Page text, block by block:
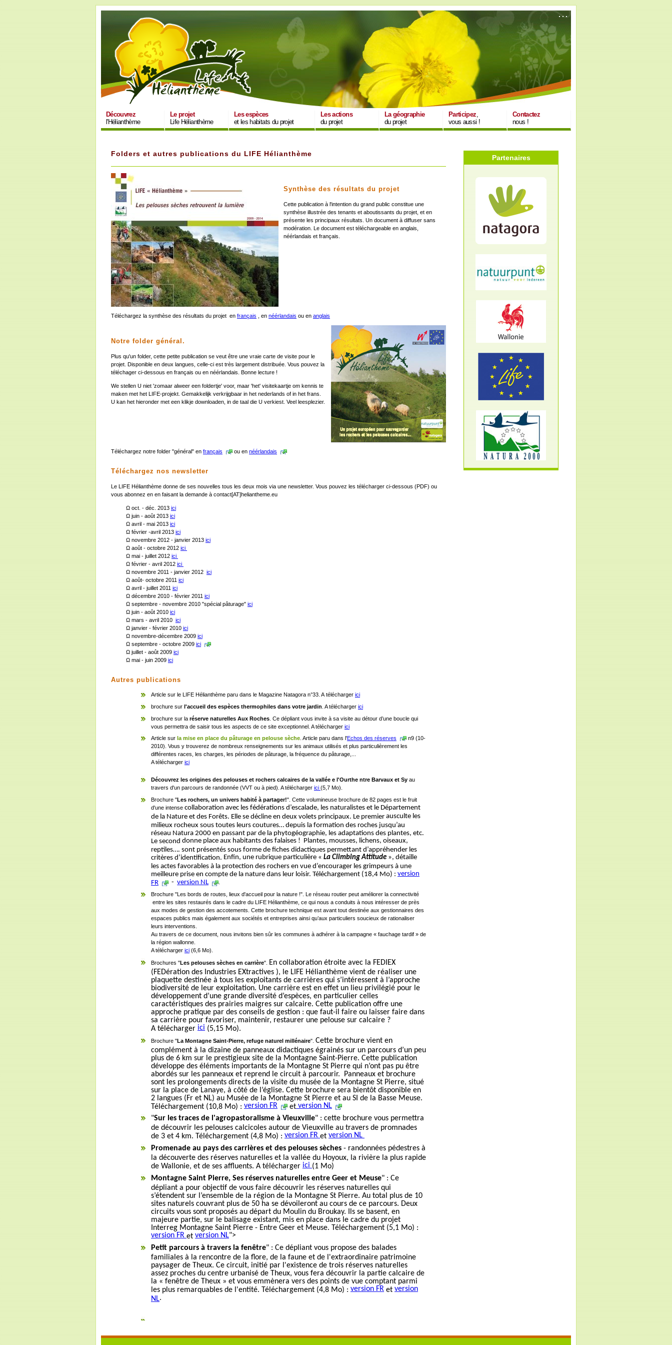
Découvrez
l'Hélianthème
Le projet
Life Hélianthème
Les espèces
et les habitats du projet
Les actions
du projet
La géographie
du projet
Participez,
vous aussi !
Contactez
nous !
Folders et autres publications du LIFE Hélianthème
Synthèse des résultats du projet
Cette publication à l'intention du grand public constitue une
synthèse illustrée des tenants et aboutissants du projet, et en
présente les principaux résultats. Un document à diffuser sans
modération. Le document est téléchargeable en anglais,
néérlandais et français.
Téléchargez la synthèse des résultats du projet en français , en néérlandais ou en anglais
Notre folder général.
Plus qu'un folder, cette petite publication se veut être une vraie carte de visite pour le
projet. Disponible en deux langues, celle-ci est très largement distribuée. Vous pouvez la
téléchager ci-dessous en français ou en néérlandais. Bonne lecture !
We stellen U niet 'zomaar alweer een foldertje' voor, maar 'het' visitekaartje om kennis te
maken met het LIFE-projekt. Gemakkelijk verkrijgbaar in het nederlands of in het frans.
U kan het hieronder met een klikje downloaden, in de taal die U verkiest. Veel leesplezier.
Téléchargez notre folder "général" en français ou en néérlandais
Téléchargez nos newsletter
Le LIFE Hélianthème donne de ses nouvelles tous les deux mois via une newsletter. Vous pouvez les télécharger ci-dessous (PDF) ou
vous abonnez en en faisant la demande à contact[AT]heliantheme.eu
Ω oct. - déc. 2013 ici
Ω juin - août 2013 ici
Ω avril - mai 2013 ici
Ω février -avril 2013 ici
Ω novembre 2012 - janvier 2013 ici
Ω août - octobre 2012 ici
Ω mai - juillet 2012 ici
Ω février - avril 2012 ici
Ω novembre 2011 - janvier 2012 ici
Ω août- octobre 2011 ici
Ω avril - juillet 2011 ici
Ω décembre 2010 - février 2011 ici
Ω septembre - novembre 2010 "spécial pâturage" ici
Ω juin - août 2010 ici
Ω mars - avril 2010 ici
Ω janvier - février 2010 ici
Ω novembre-décembre 2009 ici
Ω septembre - octobre 2009 ici
Ω juillet - août 2009 ici
Ω mai - juin 2009 ici
Autres publications
Article sur le LIFE Hélianthème paru dans le Magazine Natagora n°33. A télécharger ici
brochure sur l'accueil des espèces thermophiles dans votre jardin . A télécharger ici
brochure sur la réserve naturelles Aux Roches . Ce dépliant vous invite à sa visite au détour d’une boucle qui
vous permettra de saisir tous les aspects de ce site exceptionnel. A télécharger ici
Article sur la mise en place du pâturage en pelouse sèche . Article paru dans l'Echos des réserves
n9 (10-
2010). Vous y trouverez de nombreux renseignements sur les animaux utilisés et plus particulièrement les
différentes races, les charges, les périodes de pâturage, la fréquence du pâturage,...
A télécharger ici
Découvrez les origines des pelouses et rochers calcaires de la vallée e l'Ourthe ntre Barvaux et Sy au
travers d'un parcours de randonnée (VVT ou à pied). A télécharger ici (5,7 Mo).
Brochure "Les rochers, un univers habité à partager!". Cette volumineuse brochure de 82 pages est le fruit
d'une intense collaboration avec les fédérations d’escalade, les naturalistes et le Département
de la Nature et des Forêts. Elle se décline en deux volets principaux. Le premier ausculte les
milieux rocheux sous toutes leurs coutures… depuis la formation des roches jusqu’au
réseau Natura 2000 en passant par de la phytogéographie, les adaptations des plantes, etc.
Le second donne place aux habitants des falaises ! Plantes, mousses, lichens, oiseaux,
reptiles…. sont présentés sous forme de fiches didactiques permettant d’appréhender les
critères d’identification. Enfin, une rubrique particulière « La Climbing Attitude », détaille
les actes favorables à la protection des rochers en vue d’encourager les grimpeurs à une
meilleure prise en compte de la nature dans leur loisir. Téléchargement (18,4 Mo) : version
FR - version NL
Brochure "Les bords de routes, lieux d'accueil pour la nature !". Le réseau routier peut améliorer la connectivité
entre les sites restaurés dans le cadre du LIFE Hélianthème, ce qui nous a conduits à nous intéresser de près
aux modes de gestion des accotements. Cette brochure technique est avant tout destinée aux gestionnaires des
espaces publics mais également aux sociétés et entreprises ainsi qu’aux particuliers soucieux de rationaliser
leurs interventions.
Au travers de ce document, nous invitons bien sûr les communes à adhérer à la campagne « fauchage tardif » de
la région wallonne.
A télécharger ici (6,6 Mo).
Brochures "Les pelouses sèches en carrière". En collaboration étroite avec la FEDIEX
(FEDération des Industries EXtractives ), le LIFE Hélianthème vient de réaliser une
plaquette destinée à tous les exploitants de carrières qui s’intéressent à l’approche
biodiversité de leur exploitation. Une carrière est en effet un lieu privilégié pour le
développement d’une grande diversité d’espèces, en particulier celles
caractéristiques des prairies maigres sur calcaire. Cette publication offre une
approche pratique par des conseils de gestion : que faut-il faire ou laisser faire dans
sa carrière pour favoriser, maintenir, restaurer une pelouse sur calcaire ?
A télécharger ici (5,15 Mo).
Brochure "La Montagne Saint-Pierre, refuge naturel millénaire". Cette brochure vient en
complément à la dizaine de panneaux didactiques égrainés sur un parcours d’un peu
plus de 6 km sur le prestigieux site de la Montagne Saint-Pierre. Cette publication
développe des éléments importants de la Montagne St Pierre qui n’ont pas pu être
abordés sur les panneaux et reprend le circuit à parcourir. Panneaux et brochure
sont les prolongements directs de la visite du musée de la Montagne St Pierre, situé
sur la place de Lanaye, à côté de l’église. Cette brochure sera bientôt disponible en
2 langues (Fr et NL) au Musée de la Montagne St Pierre et au SI de la Basse Meuse.
Téléchargement (10,8 Mo) : version FR et version NL
"Sur les traces de l'agropastoralisme à Vieuxville" : cette brochure vous permettra
de découvrir les pelouses calcicoles autour de Vieuxville au travers de promnades
de 3 et 4 km. Téléchargement (4,8 Mo) : version FR et version NL
Promenade au pays des carrières et des pelouses sèches - randonnées pédestres à
la découverte des réserves naturelles et la vallée du Hoyoux, la rivière la plus rapide
de Wallonie, et de ses affluents. A télécharger ici (1 Mo)
Montagne Saint Pierre, Ses réserves naturelles entre Geer et Meuse" : Ce
dépliant a pour objectif de vous faire découvrir les réserves naturelles qui
s’étendent sur l’ensemble de la région de la Montagne St Pierre. Au total plus de 10
sites naturels couvrant plus de 50 ha se dévoileront au cours de ce parcours. Deux
circuits vous sont proposés au départ du Moulin du Broukay. Ils se basent, en
majeure partie, sur le balisage existant, mis en place dans le cadre du projet
Interreg Montagne Saint Pierre - Entre Geer et Meuse. Téléchargement (5,1 Mo) :
version FR et version NL">
Petit parcours à travers la fenêtre" : Ce dépliant vous propose des balades
familiales à la rencontre de la flore, de la faune et de l'extraordinaire patrimoine
paysager de Theux. Ce circuit, initié par l'existence de trois réserves naturelles
assez proches du centre urbanisé de Theux, vous fera découvrir la partie calcaire de
la « fenêtre de Theux » et vous emmènera vers des points de vue comptant parmi
les plus remarquables de l'entité. Téléchargement (4,8 Mo) : version FR et version
NL .
Partenaires